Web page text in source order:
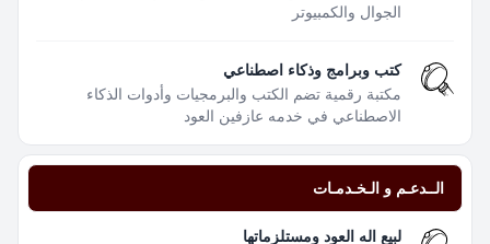
الجوال والكمبيوتر
كتب وبرامج وذكاء اصطناعي
مكتبة رقمية تضم الكتب والبرمجيات وأدوات الذكاء
الاصطناعي في خدمه عازفين العود
الــدعـم و الـخـدمـات
لبيع اله العود ومستلزماتها